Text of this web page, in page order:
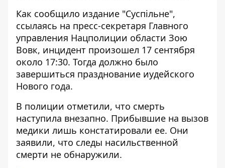
Как сообщило издание "Суспільне",
ссылаясь на пресс-секретаря Главного
управления Нацполиции области Зою
Вовк, инцидент произошел 17 сентября
около 17:30. Тогда должно было
завершиться празднование иудейского
Нового года.
В полиции отметили, что смерть
наступила внезапно. Прибывшие на вызов
медики лишь констатировали ее. Они
заявили, что следы насильственной
смерти не обнаружили.